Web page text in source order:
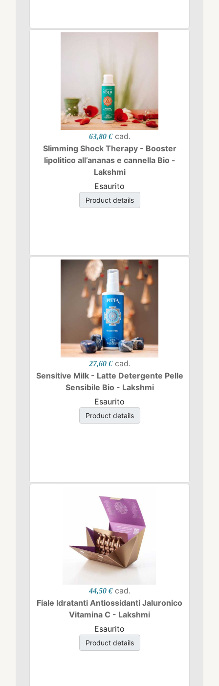
63,80 € cad.
Slimming Shock Therapy - Booster
lipolitico all’ananas e cannella Bio -
Lakshmi
Esaurito
Product details
27,60 € cad.
Sensitive Milk - Latte Detergente Pelle
Sensibile Bio - Lakshmi
Esaurito
Product details
44,50 € cad.
Fiale Idratanti Antiossidanti Jaluronico
Vitamina C - Lakshmi
Esaurito
Product details